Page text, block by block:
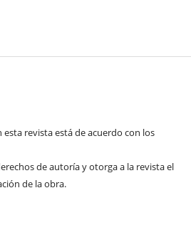
revista está de acuerdo con los
de autoría y otorga a la revista el
de la obra.